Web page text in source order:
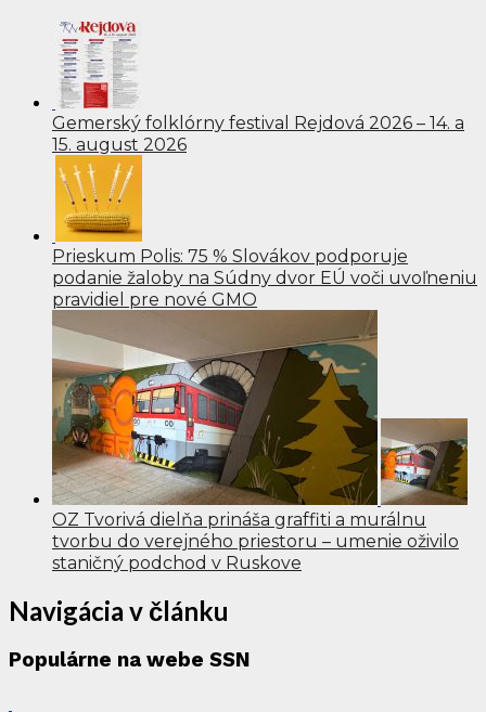
Gemerský folklórny festival Rejdová 2026 – 14. a
15. august 2026
Prieskum Polis: 75 % Slovákov podporuje
podanie žaloby na Súdny dvor EÚ voči uvoľneniu
pravidiel pre nové GMO
OZ Tvorivá dielňa prináša graffiti a murálnu
tvorbu do verejného priestoru – umenie oživilo
staničný podchod v Ruskove
Navigácia v článku
Populárne na webe SSN